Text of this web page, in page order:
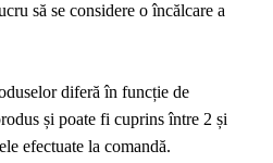
să se considere o încălcare a
diferă în funcție de
și poate fi cuprins între 2 și
efectuate la comandă.